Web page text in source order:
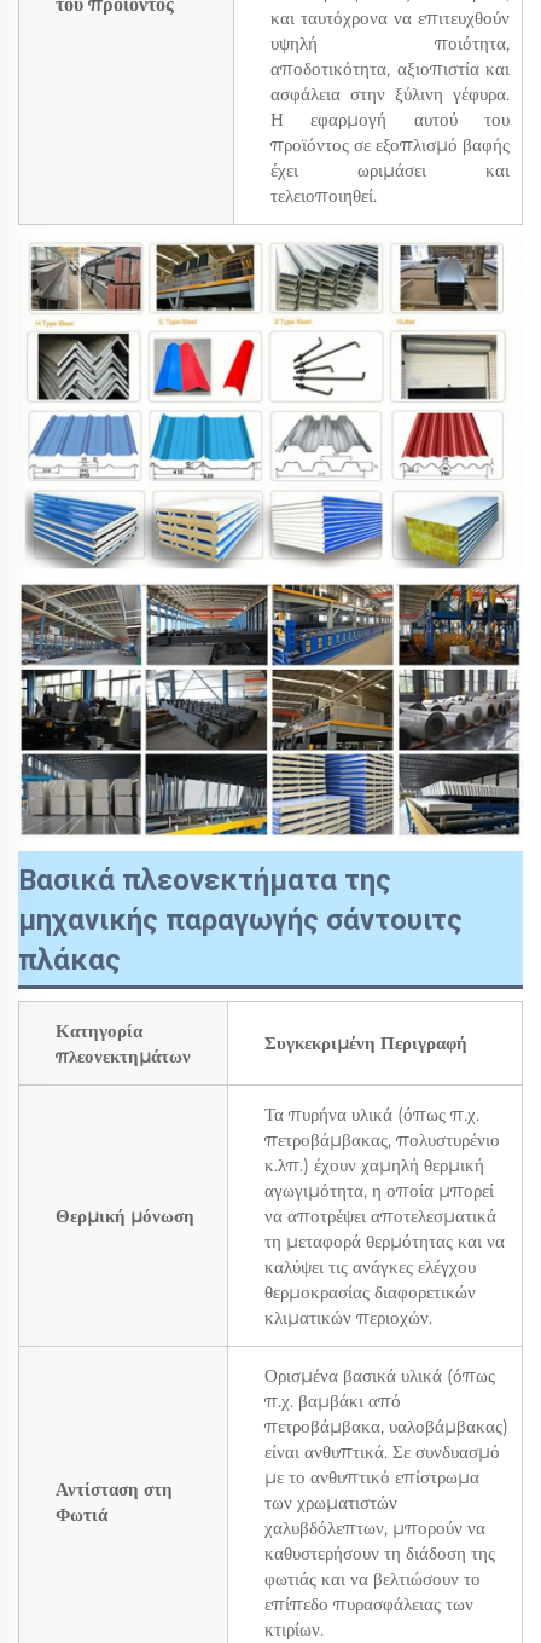
και ταυτόχρονα να επιτευχθούν
υψηλή ποιότητα,
αποδοτικότητα, αξιοπιστία και
ασφάλεια στην ξύλινη γέφυρα.
Η εφαρμογή αυτού του
προϊόντος σε εξοπλισμό βαφής
έχει ωριμάσει και
τελειοποιηθεί.
Βασικά πλεονεκτήματα της
μηχανικής παραγωγής σάντουιτς
πλάκας
Κατηγορία
πλεονεκτημάτων
Συγκεκριμένη Περιγραφή
Θερμική μόνωση
Τα πυρήνα υλικά (όπως π.χ.
πετροβάμβακας, πολυστυρένιο
κ.λπ.) έχουν χαμηλή θερμική
αγωγιμότητα, η οποία μπορεί
να αποτρέψει αποτελεσματικά
τη μεταφορά θερμότητας και να
καλύψει τις ανάγκες ελέγχου
θερμοκρασίας διαφορετικών
κλιματικών περιοχών.
Αντίσταση στη
Φωτιά
Ορισμένα βασικά υλικά (όπως
π.χ. βαμβάκι από
πετροβάμβακα, υαλοβάμβακας)
είναι ανθυπτικά. Σε συνδυασμό
με το ανθυπτικό επίστρωμα
των χρωματιστών
χαλυβδόλεπτων, μπορούν να
καθυστερήσουν τη διάδοση της
φωτιάς και να βελτιώσουν το
επίπεδο πυρασφάλειας των
κτιρίων.